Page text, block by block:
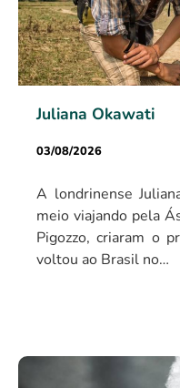
Juliana Okawati
03/08/2026
A londrinense
meio viajando pela
Pigozzo, criaram o
voltou ao Brasil no…